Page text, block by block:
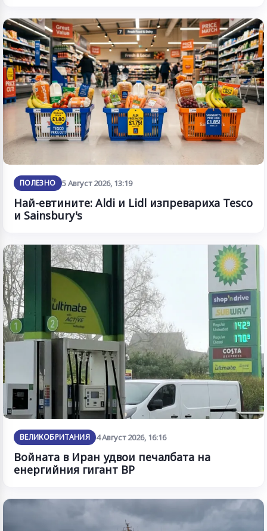
ПОЛЕЗНО 5 Август 2026, 13:19
Най-евтините: Aldi и Lidl изпревариха Tesco
и Sainsbury's
ВЕЛИКОБРИТАНИЯ 4 Август 2026, 16:16
Войната в Иран удвои печалбата на
енергийния гигант BP